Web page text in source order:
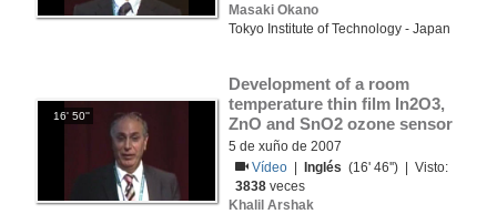
Masaki Okano
Tokyo Institute of Technology - Japan
16' 50''
Development of a room
temperature thin film In2O3,
ZnO and SnO2 ozone sensor
5 de xuño de 2007
Vídeo
Inglés (16' 46'') | Visto:
3838 veces
Khalil Arshak